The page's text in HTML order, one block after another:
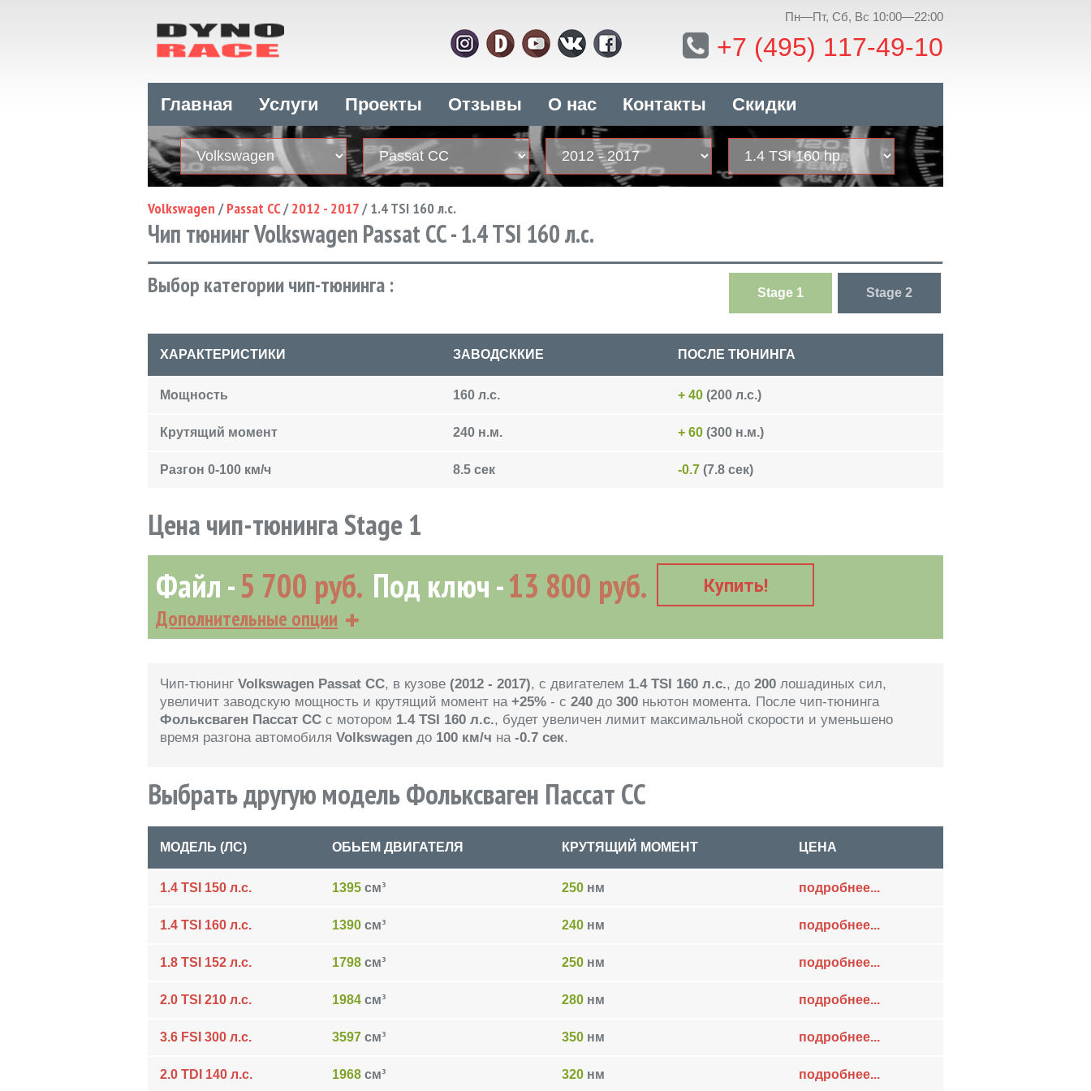
Пн—Пт, Сб, Вс 10:00—22:00
+7 (495) 117-49-10
Главная Услуги Проекты Отзывы О нас Контакты Скидки
Volkswagen /Passat CC/2012 - 2017/1.4 TSI 160 л.с.
Чип тюнинг Volkswagen Passat CC - 1.4 TSI 160 л.с.
Выбор категории чип-тюнинга : Stage 1 Stage 2
ХАРАКТЕРИСТИКИ ЗАВОДСККИЕ ПОСЛЕ ТЮНИНГА
Мощность 160 л.с. + 40 (200 л.с.)
Крутящий момент 240 н.м. + 60 (300 н.м.)
Разгон 0-100 км/ч 8.5 сек -0.7 (7.8 сек)
Цена чип-тюнинга Stage 1
Файл 5 700 руб. Под ключ 13 800 руб. Купить!
Дополнительные опции
Чип-тюнинг Volkswagen Passat CC, в кузове (2012 - 2017), с двигателем 1.4 TSI 160 л.с., до 200 лошадиных сил,
увеличит заводскую мощность и крутящий момент на +25% - с 240 до 300 ньютон момента. После чип-тюнинга
Фольксваген Пассат CC с мотором 1.4 TSI 160 л.с., будет увеличен лимит максимальной скорости и уменьшено
время разгона автомобиля Volkswagen до 100 км/ч на -0.7 сек.
Выбрать другую модель Фольксваген Пассат CC
МОДЕЛЬ (ЛС) ОБЬЕМ ДВИГАТЕЛЯ КРУТЯЩИЙ МОМЕНТ ЦЕНА
1.4 TSI 150 л.с. 1395 см³ 250 нм подробнее...
1.4 TSI 160 л.с. 1390 см³ 240 нм подробнее...
1.8 TSI 152 л.с. 1798 см³ 250 нм подробнее...
2.0 TSI 210 л.с. 1984 см³ 280 нм подробнее...
3.6 FSI 300 л.с. 3597 см³ 350 нм подробнее...
2.0 TDI 140 л.с. 1968 см³ 320 нм подробнее...